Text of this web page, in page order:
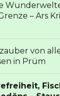
– Ars
von
in Prüm